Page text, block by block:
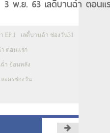
3 พ.ย. 63 เลดี้บานฉ่ำ ตอน
EP.1 เลดี้บานฉ่ำ ช่องวัน31
ตอนแรก
ำ ย้อนหลัง
ะครช่องวัน